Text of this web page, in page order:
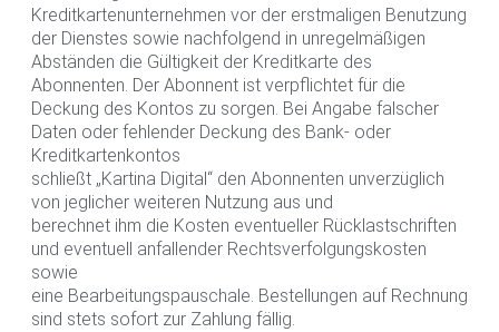
Kreditkartenunternehmen vor der erstmaligen Benutzung
der Dienstes sowie nachfolgend in unregelmäßigen
Abständen die Gültigkeit der Kreditkarte des
Abonnenten. Der Abonnent ist verpflichtet für die
Deckung des Kontos zu sorgen. Bei Angabe falscher
Daten oder fehlender Deckung des Bank- oder
Kreditkartenkontos
schließt „Kartina Digital“ den Abonnenten unverzüglich
von jeglicher weiteren Nutzung aus und
berechnet ihm die Kosten eventueller Rücklastschriften
und eventuell anfallender Rechtsverfolgungskosten
sowie
eine Bearbeitungspauschale. Bestellungen auf Rechnung
sind stets sofort zur Zahlung fällig.